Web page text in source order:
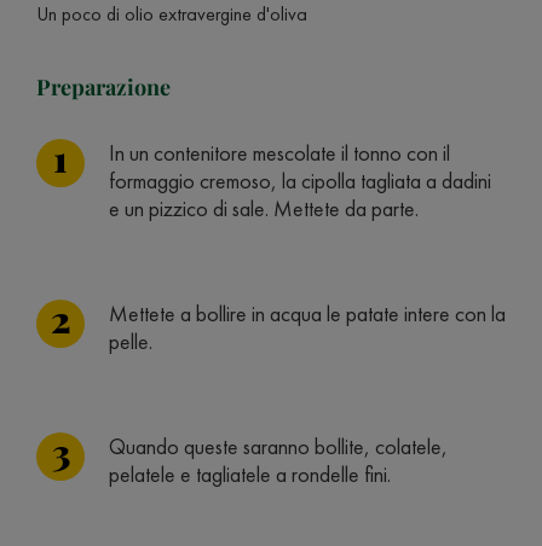
Un poco di olio extravergine d'oliva
Preparazione
In un contenitore mescolate il tonno con il
formaggio cremoso, la cipolla tagliata a dadini
e un pizzico di sale. Mettete da parte.
Mettete a bollire in acqua le patate intere con la
pelle.
Quando queste saranno bollite, colatele,
pelatele e tagliatele a rondelle fini.